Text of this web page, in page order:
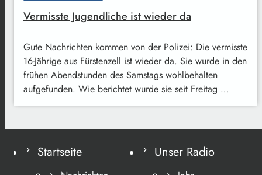
Vermisste Jugendliche ist wieder da
Gute Nachrichten kommen von der Polizei: Die vermisste
16-Jährige aus Fürstenzell ist wieder da. Sie wurde in den
frühen Abendstunden des Samstags wohlbehalten
aufgefunden. Wie berichtet wurde sie seit Freitag …
Startseite Unser Radio